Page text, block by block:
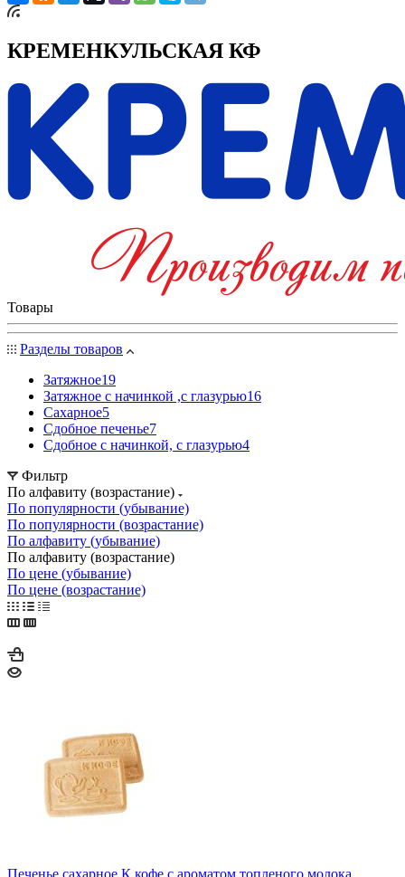
КРЕМЕНКУЛЬСКАЯ КФ
Товары
Разделы товаров
Затяжное19
Затяжное с начинкой ,с глазурью16
Сахарное5
Сдобное печенье7
Сдобное с начинкой, с глазурью4
Фильтр
По алфавиту (возрастание)
По популярности (убывание)
По популярности (возрастание)
По алфавиту (убывание)
По алфавиту (возрастание)
По цене (убывание)
По цене (возрастание)
Печенье сахарное К кофе с ароматом топленого молока,